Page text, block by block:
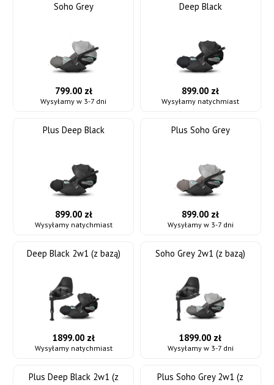
Soho Grey
799.00 zł
Wysyłamy w 3-7 dni
Deep Black
899.00 zł
Wysyłamy natychmiast
Plus Deep Black
899.00 zł
Wysyłamy natychmiast
Plus Soho Grey
899.00 zł
Wysyłamy w 3-7 dni
Deep Black 2w1 (z bazą)
1899.00 zł
Wysyłamy natychmiast
Soho Grey 2w1 (z bazą)
1899.00 zł
Wysyłamy w 3-7 dni
Plus Deep Black 2w1 (z
Plus Soho Grey 2w1 (z